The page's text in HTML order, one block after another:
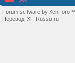
Forum software by XenForo™
Перевод: XF-Russia.ru